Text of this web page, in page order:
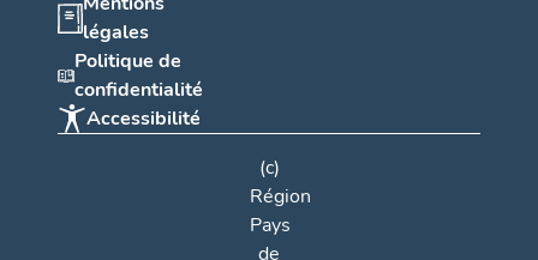
légales
Politique de
confidentialité
Accessibilité
(c)
Région
Pays
de